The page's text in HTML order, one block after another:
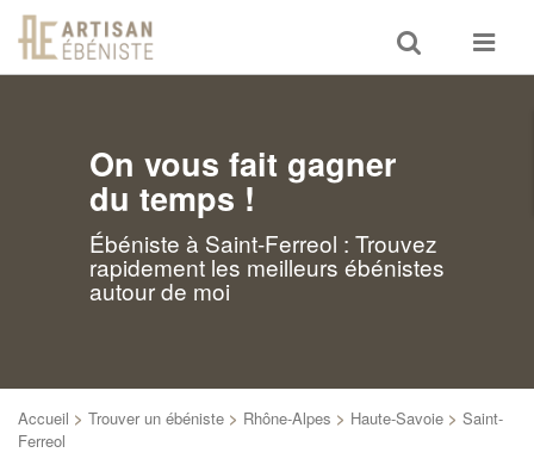
Toggle
search
Toggle
On vous fait gagner
du temps !
Ébéniste à Saint-Ferreol : Trouvez
rapidement les meilleurs ébénistes
autour de moi
Accueil > Trouver un ébéniste > Rhône-Alpes > Haute-Savoie > Saint-
Ferreol